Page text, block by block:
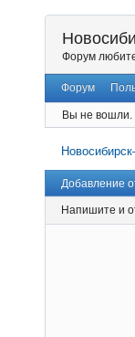
Форум
Форум
Вы не вошли.
Добавление
Напишите и